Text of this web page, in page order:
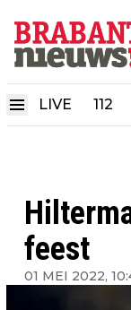
LIVE 112
feest
01 MEI 2022,